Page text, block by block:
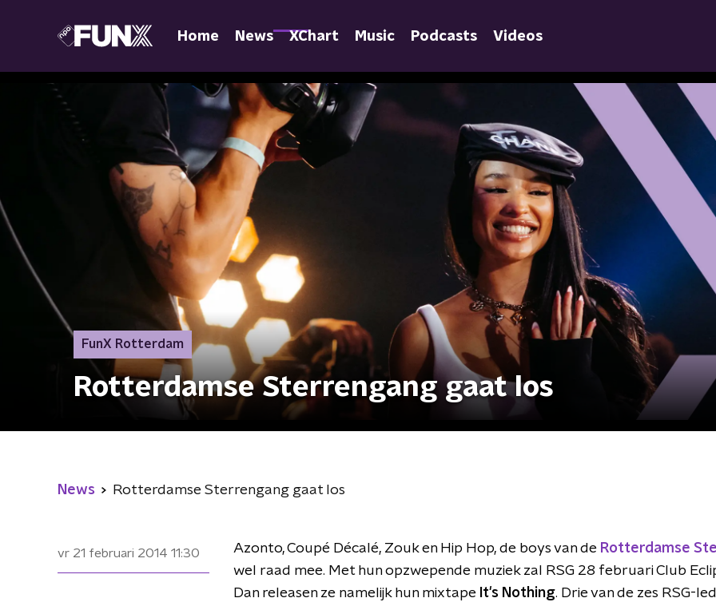
Home News XChart Music Podcasts Videos
FunX Rotterdam
Rotterdamse Sterrengang gaat los
News Rotterdamse Sterrengang gaat los
vr 21 februari 2014 11:30 Azonto, Coupé Décalé, Zouk en Hip Hop, de boys van de Rotterdamse
wel raad mee. Met hun opzwepende muziek zal RSG 28 februari Club
Dan releasen ze namelijk hun mixtape It's Nothing. Drie van de zes RSG-